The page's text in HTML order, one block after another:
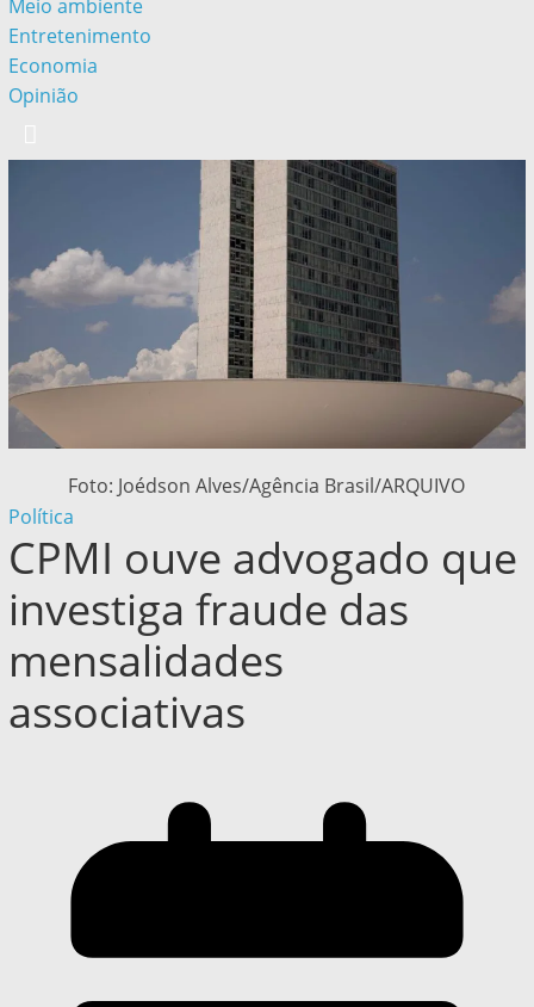
Meio ambiente
Entretenimento
Economia
Opinião
Foto: Joédson Alves/Agência Brasil/ARQUIVO
Política
CPMI ouve advogado que
investiga fraude das
mensalidades
associativas